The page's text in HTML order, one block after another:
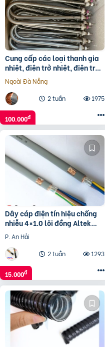
Cung cấp các loại thanh gia
nhiệt, điện trở nhiệt, điện trở
bóng thạch anh
Ngoài Đà Nẵng
2 tuần
1975
100.000đ
Dây cáp điện tín hiệu chống
nhiễu 4×1.0 lõi đồng Altek
Kabel
P. An Hải
2 tuần
1293
15.000đ